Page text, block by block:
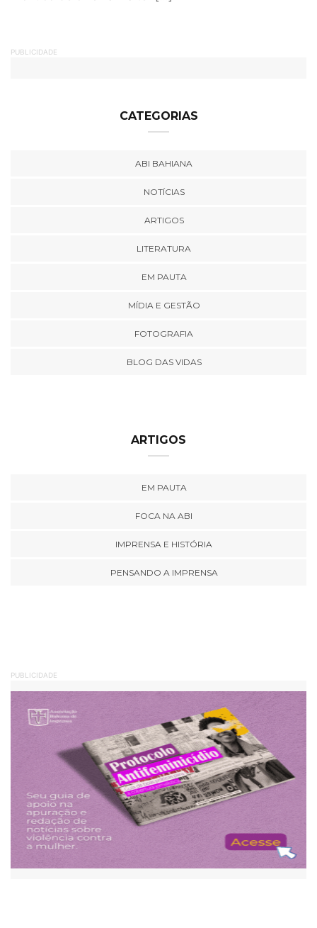
PUBLICIDADE
CATEGORIAS
ABI BAHIANA
NOTÍCIAS
ARTIGOS
LITERATURA
EM PAUTA
MÍDIA E GESTÃO
FOTOGRAFIA
BLOG DAS VIDAS
ARTIGOS
EM PAUTA
FOCA NA ABI
IMPRENSA E HISTÓRIA
PENSANDO A IMPRENSA
PUBLICIDADE